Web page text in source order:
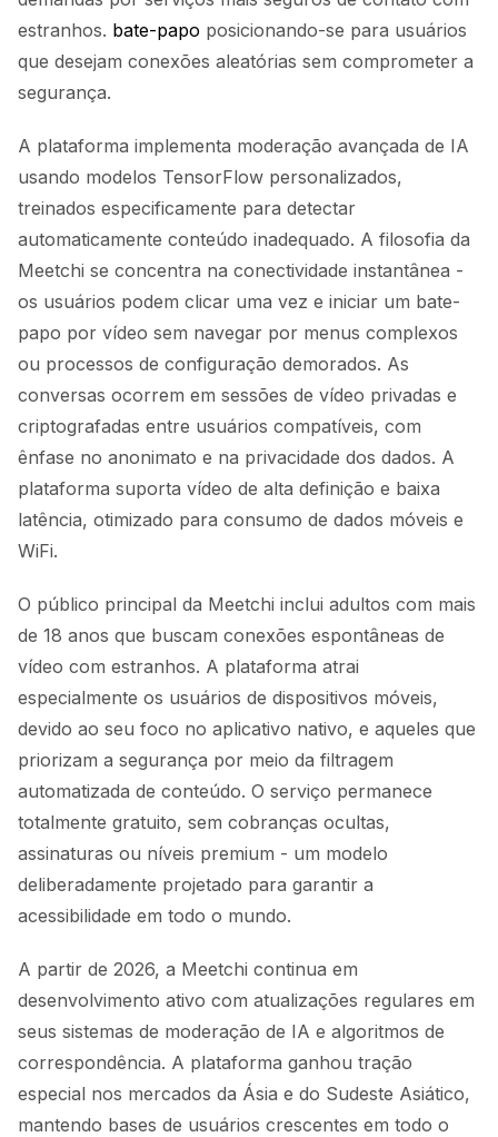
estranhos. bate-papo posicionando-se para usuários
que desejam conexões aleatórias sem comprometer a
segurança.
A plataforma implementa moderação avançada de IA
usando modelos TensorFlow personalizados,
treinados especificamente para detectar
automaticamente conteúdo inadequado. A filosofia da
Meetchi se concentra na conectividade instantânea -
os usuários podem clicar uma vez e iniciar um bate-
papo por vídeo sem navegar por menus complexos
ou processos de configuração demorados. As
conversas ocorrem em sessões de vídeo privadas e
criptografadas entre usuários compatíveis, com
ênfase no anonimato e na privacidade dos dados. A
plataforma suporta vídeo de alta definição e baixa
latência, otimizado para consumo de dados móveis e
WiFi.
O público principal da Meetchi inclui adultos com mais
de 18 anos que buscam conexões espontâneas de
vídeo com estranhos. A plataforma atrai
especialmente os usuários de dispositivos móveis,
devido ao seu foco no aplicativo nativo, e aqueles que
priorizam a segurança por meio da filtragem
automatizada de conteúdo. O serviço permanece
totalmente gratuito, sem cobranças ocultas,
assinaturas ou níveis premium - um modelo
deliberadamente projetado para garantir a
acessibilidade em todo o mundo.
A partir de 2026, a Meetchi continua em
desenvolvimento ativo com atualizações regulares em
seus sistemas de moderação de IA e algoritmos de
correspondência. A plataforma ganhou tração
especial nos mercados da Ásia e do Sudeste Asiático,
mantendo bases de usuários crescentes em todo o